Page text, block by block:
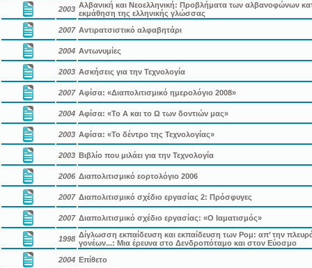
2003 Αλβανική και Νεοελληνική: Προβλήματα των αλβανοφώνων
εκμάθηση της ελληνικής γλώσσας
2007 Αντιρατσιστικό αλφαβητάρι
2004 Αντωνυμίες
2003 Ασκήσεις για την Τεχνολογία
2007 Αφίσα: «Διαπολιτισμικό ημερολόγιο 2008»
2004 Αφίσα: «Το Α και το Ω των δοντιών μας»
2003 Αφίσα: «Το δέντρο της Τεχνολογίας»
2003 Βιβλίο που μιλάει για την Τεχνολογία
2006 Διαπολιτισμικό εορτολόγιο 2006
2007 Διαπολιτισμικό σχέδιο εργασίας 2: Πρόσφυγες
2007 Διαπολιτισμικό σχέδιο εργασίας: «Ο Ιαματισμός»
1998 Δίγλωσση εκπαίδευση και εκπαίδευση των Ρομ: απ’ την
γονέων...: Μια έρευνα στο Δενδροπόταμο και στον Εύοσμο
2004 Επίθετο